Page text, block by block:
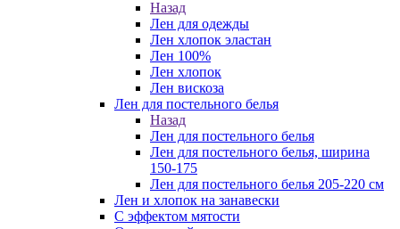
Назад
Лен для одежды
Лен хлопок эластан
Лен 100%
Лен хлопок
Лен вискоза
Лен для постельного белья
Назад
Лен для постельного белья
Лен для постельного белья, ширина
150-175
Лен для постельного белья 205-220 см
Лен и хлопок на занавески
С эффектом мятости